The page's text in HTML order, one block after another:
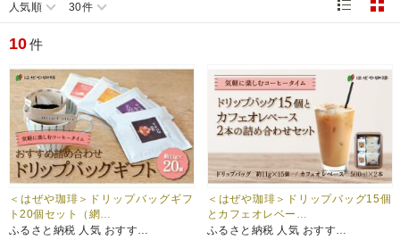
メニュー
お礼の品から探す
お礼の品をカテゴリや金額で絞り込み
自治体から探す
ランキング
特集・おすすめ
人気順 30件
10件
＜はぜや珈琲＞ドリップバッグギフ
ト20個セット（網…
ふるさと納税 人気 おすす…
＜はぜや珈琲＞ドリップバッグ15個
とカフェオレベー…
ふるさと納税 人気 おすす…